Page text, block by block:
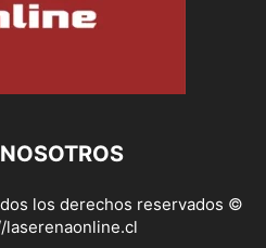
los derechos reservados ©
laserenaonline.cl